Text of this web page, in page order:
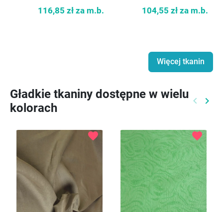
116,85 zł za m.b.
104,55 zł za m.b.
Więcej tkanin
Gładkie tkaniny dostępne w wielu
kolorach
keyboard_arrow_left keyboard_arrow_right
favorite favorite